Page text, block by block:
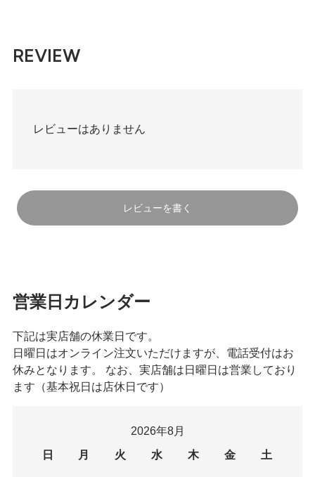
REVIEW
レビューはありません
レビューを書く
185g
営業日カレンダー
下記は実店舗の休業日です。
日曜日はオンライン注文いただけますが、電話受付はお
休みとなります。 なお、実店舗は日曜日は営業しており
ます（基本祝日は店休日です）
2026年8月
日
月 火 水 木 金 土